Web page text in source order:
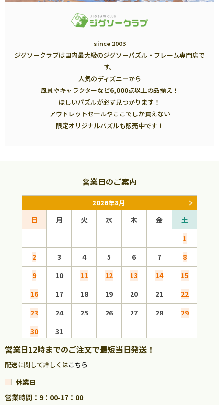
since 2003
ジグソークラブは国内最大級のジグソーパズル・フレーム専門店で
す。
人気のディズニーから
風景やキャラクターなど6,000点以上の品揃え！
ほしいパズルが必ず見つかります！
アウトレットセールやここでしか買えない
限定オリジナルパズルも販売中です！
営業日のご案内
2026年8月
日 月 火 水 木 金
土
1
2
3 4 5 6 7
8
9
10 11 12 13 14
15
16
17 18 19 20 21
22
23
24 25 26 27 28
29
30
31
営業日12時までのご注文で最短当日発送！
配送に関して詳しくはこちら
休業日
営業時間：9：00-17：00